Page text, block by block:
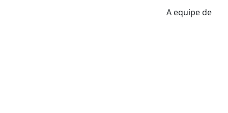
A equipe de